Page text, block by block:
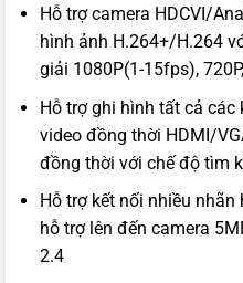
Hỗ trợ camera HDCVI/
hình ảnh H.264+/H.264
giải 1080P(1-15fps),
Hỗ trợ ghi hình tất cả các
video đồng thời HDMI/
đồng thời với chế độ tìm
Hỗ trợ kết nối nhiều nhãn
hỗ trợ lên đến camera
2.4